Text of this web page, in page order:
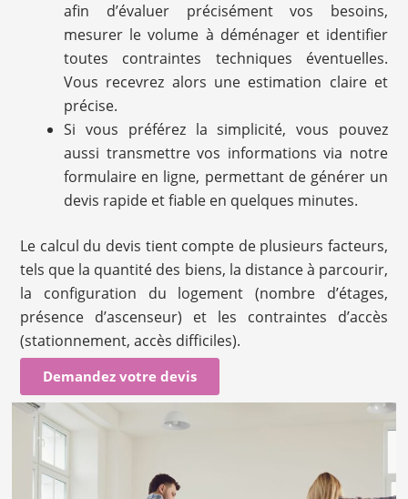
afin d’évaluer précisément vos besoins,
mesurer le volume à déménager et identifier
toutes contraintes techniques éventuelles.
Vous recevrez alors une estimation claire et
précise.
Si vous préférez la simplicité, vous pouvez
aussi transmettre vos informations via notre
formulaire en ligne, permettant de générer un
devis rapide et fiable en quelques minutes.
Le calcul du devis tient compte de plusieurs facteurs,
tels que la quantité des biens, la distance à parcourir,
la configuration du logement (nombre d’étages,
présence d’ascenseur) et les contraintes d’accès
(stationnement, accès difficiles).
Demandez votre devis